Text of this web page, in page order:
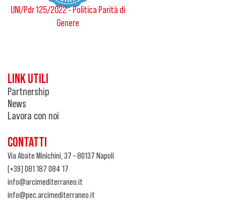
UNI/Pdr 125/2022 - Politica Parità di
Genere
LINK UTILI
Partnership
News
Lavora con noi
CONTATTI
Via Abate Minichini, 37 – 80137 Napoli
[+39] 081 187 084 17
info@arcimediterraneo.it
info@pec.arcimediterraneo.it